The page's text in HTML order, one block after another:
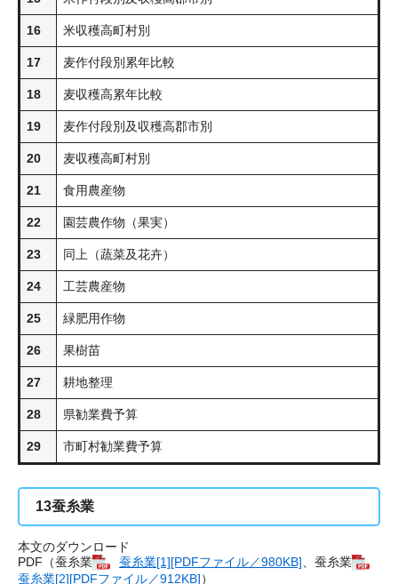
16 米収穫高町村別
17 麦作付段別累年比較
18 麦収穫高累年比較
19 麦作付段別及収穫高郡市別
20 麦収穫高町村別
21 食用農産物
22 園芸農作物（果実）
23 同上（蔬菜及花卉）
24 工芸農産物
25 緑肥用作物
26 果樹苗
27 耕地整理
28 県勧業費予算
29 市町村勧業費予算
13蚕糸業
本文のダウンロード
PDF（蚕糸業​
蚕糸業[1][PDFファイル／980KB] 、蚕糸業​
蚕糸業[2][PDFファイル／912KB]）